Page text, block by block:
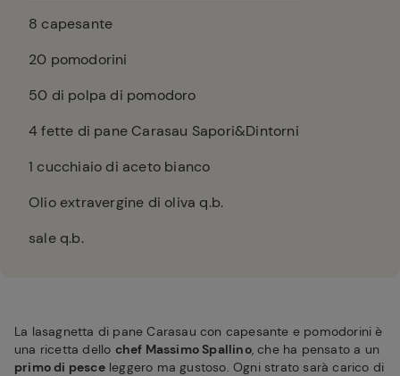
8 capesante
20 pomodorini
50 di polpa di pomodoro
4fette di pane Carasau Sapori&Dintorni
1 cucchiaio di aceto bianco
Olio extravergine di oliva q.b.
sale q.b.
La lasagnetta di pane Carasau con capesante e pomodorini è
una ricetta dello chef Massimo Spallino, che ha pensato a un
primo di pesceleggero ma gustoso. Ogni strato sarà carico di